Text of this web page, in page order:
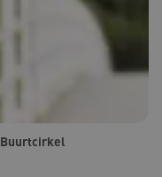
Buurtcirkel